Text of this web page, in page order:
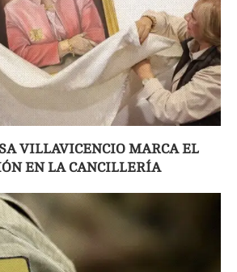
VILLAVICENCIO MARCA EL
EN LA CANCILLERÍA